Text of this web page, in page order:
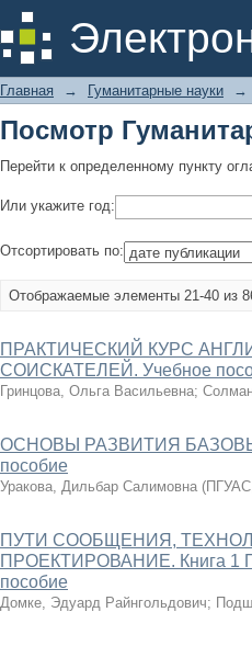
Посмотр
Главная → Гуманитарные науки →
Посмотр
Перейти к определенному пункту
Или укажите год:
Отсортировать по:
Отображаемые элементы 21-40 из
ПРАКТИЧЕСКИЙ КУРС
СОИСКАТЕЛЕЙ. Учебное
Гринцова, Ольга Васильевна;
ОСНОВЫ РАЗВИТИЯ
пособие
Уракова, Дильбар Салимовна (ПГУАС
ПУТИ СООБЩЕНИЯ,
ПРОЕКТИРОВАНИЕ. Книга
пособие
Домке, Эдуард Райнгольдович;